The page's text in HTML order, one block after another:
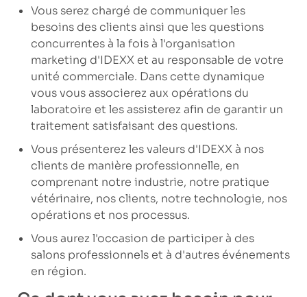
Vous serez chargé de communiquer les
besoins des clients ainsi que les questions
concurrentes à la fois à l'organisation
marketing d'IDEXX et au responsable de votre
unité commerciale. Dans cette dynamique
vous vous associerez aux opérations du
laboratoire et les assisterez afin de garantir un
traitement satisfaisant des questions.
Vous présenterez les valeurs d'IDEXX à nos
clients de manière professionnelle, en
comprenant notre industrie, notre pratique
vétérinaire, nos clients, notre technologie, nos
opérations et nos processus.
Vous aurez l'occasion de participer à des
salons professionnels et à d'autres événements
en région.